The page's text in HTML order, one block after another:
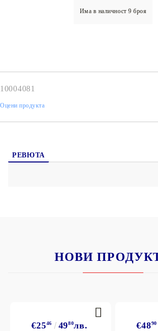
Има в наличност9 броя
10004081
Оцени продукта
РЕВЮТА
НОВИ
€2546 4980лв. €4890